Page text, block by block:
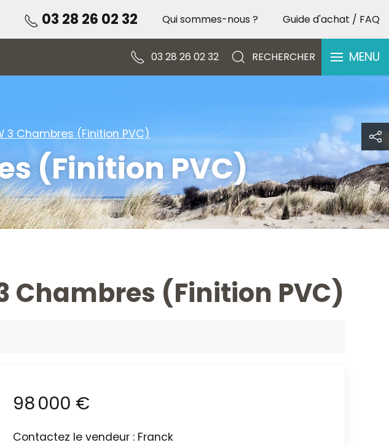
du 22 au [...] Spécial Occasion – Vente [...] PORTES
03 28 26 02 32 Qui sommes-nous ? Guide d'achat / FAQ
03 28 26 02 32 RECHERCHER MENU
3 Chambres (Finition PVC)
(Finition PVC)
Chambres (Finition PVC)
98 000 €
Contactez le vendeur : Franck